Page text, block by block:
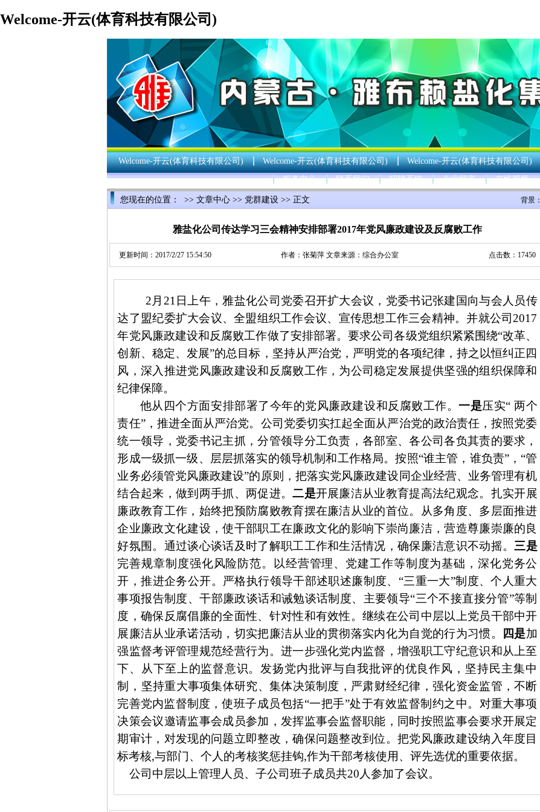
Welcome-开云(体育科技有限公司)
Welcome-开云(体育科技有限公司) Welcome-开云(体育科技有限公司) Welcome-开云(体育科技有限公司)
服务中心
联系我们 招聘系统 企业留言 在线视频
背景：
您现在的位置： >> 文章中心 >> 党群建设 >> 正文
雅盐化公司传达学习三会精神安排部署2017年党风廉政建设及反腐败工作
更新时间：2017/2/27 15:54:50 作者： 张菊萍文章来源： 综合办公室 点击数：17450
2 月 21 日
上午，雅盐化公司党委召开扩大会议，党委书记张建国向与会人员传
达了盟纪委扩大会议、全盟组织工作会议、宣传思想工作三会精神。并就公司2017
年党风廉政建设和反腐败工作做了安排部署。要求公司各级党组织紧紧围绕“改革、
创新、稳定、发展”的总目标，坚持从严治党，严明党的各项纪律，持之以恒纠正四
风，深入推进党风廉政建设和反腐败工作，为公司稳定发展提供坚强的组织保障和
纪律保障。
他从四个方面安排部署了今年的党风廉政建设和反腐败工作。一是压实“ 两个
责任”，推进全面从严治党。公司党委切实扛起全面从严治党的政治责任，按照党委
统一领导，党委书记主抓，分管领导分工负责，各部室、各公司各负其责的要求，
形成一级抓一级、层层抓落实的领导机制和工作格局。按照“谁主管，谁负责”，“管
业务必须管党风廉政建设”的原则，把落实党风廉政建设同企业经营、业务管理有机
结合起来，做到两手抓、两促进。二是开展廉洁从业教育提高法纪观念。扎实开展
廉政教育工作，始终把预防腐败教育摆在廉洁从业的首位。从多角度、多层面推进
企业廉政文化建设，使干部职工在廉政文化的影响下崇尚廉洁，营造尊廉崇廉的良
好氛围。 通过谈心谈话及时了解职工工作和生活情况，确保廉洁意识不动摇。 三是
完善规章制度强化风险防范。以经营管理、党建工作等制度为基础，深化党务公
开，推进企务公开。严格执行领导干部述职述廉制度、“三重一大”制度、个人重大
事项报告制度、干部廉政谈话和诫勉谈话制度、主要领导“三个不接直接分管”等制
度，确保反腐倡廉的全面性、针对性和有效性。继续在公司中层以上党员干部中开
展廉洁从业承诺活动 ，切实把廉洁从业的贯彻落实内化为自觉的行为习惯。 四是加
强监督考评管理规范经营行为。进一步强化党内监督，增强职工守纪意识和从上至
下、从下至上的监督意识。 发扬党内批评与自我批评的优良作风，坚持民主集中
制， 坚持重大事项集体研究、集体决策制度，严肃财经纪律，强化资金监管，不断
完善党内监督制度，使班子成员包括“一把手”处于有效监督制约之中。 对重大事项
决策会议邀请监事会成员参加，发挥监事会监督职能，同时按照监事会要求开展定
期审计，对发现的问题立即整改，确保问题整改到位。把党风廉政建设纳入年度目
标考核,与部门、个人的考核奖惩挂钩,作为干部考核使用、评先选优的重要依据。
公司中层以上管理人员、子公司班子成员共20 人参加了会议。